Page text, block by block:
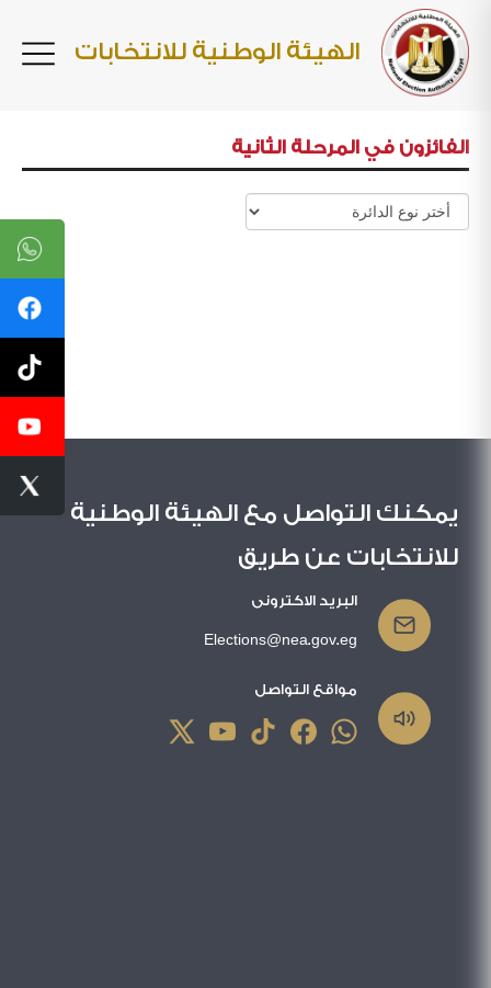
الهيئة الوطنية للانتخابات
الفائزون في المرحلة الثانية
يمكنك التواصل مع الهيئة الوطنية
للانتخابات عن طريق
البريد الاكترونى
Elections@nea.gov.eg
مواقع التواصل